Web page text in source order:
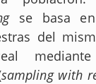
se basa en
del
sampling with